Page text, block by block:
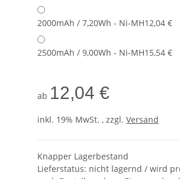
2000mAh / 7,20Wh - Ni-MH12,04 €
2500mAh / 9,00Wh - Ni-MH15,54 €
ab 12,04 €
inkl. 19% MwSt. , zzgl. Versand
Knapper Lagerbestand
Lieferstatus: nicht lagernd / wird